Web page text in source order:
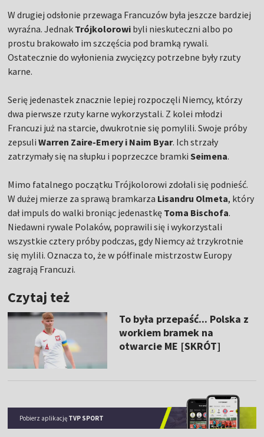
W drugiej odsłonie przewaga Francuzów była jeszcze bardziej
wyraźna. Jednak Trójkolorowi byli nieskuteczni albo po
prostu brakowało im szczęścia pod bramką rywali.
Ostatecznie do wyłonienia zwycięzcy potrzebne były rzuty
karne.
Serię jedenastek znacznie lepiej rozpoczęli Niemcy, którzy
dwa pierwsze rzuty karne wykorzystali. Z kolei młodzi
Francuzi już na starcie, dwukrotnie się pomylili. Swoje próby
zepsuliWarren Zaire-Emery i Naim Byar. Ich strzały
zatrzymały się na słupku i poprzeczce bramkiSeimena.
Mimo fatalnego początku Trójkolorowi zdołali się podnieść.
W dużej mierze za sprawą bramkarza Lisandru Olmeta, który
dał impuls do walki broniąc jedenastkę Toma Bischofa.
Niedawni rywale Polaków, poprawili się i wykorzystali
wszystkie cztery próby podczas, gdy Niemcy aż trzykrotnie
się mylili. Oznacza to, że w półfinale mistrzostw Europy
zagrają Francuzi.
Czytaj też
To była przepaść... Polska z
workiem bramek na
otwarcie ME [SKRÓT]
Pobierz aplikację TVP SPORT